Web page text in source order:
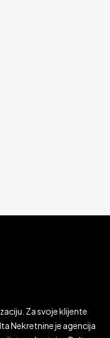
Za svoje klijente
Nekretnine je agencija